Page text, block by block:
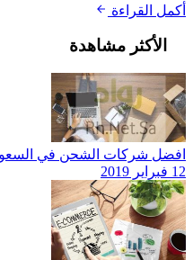
أكمل القراءة
الأكثر مشاهدة
افضل شركات الشحن في
12 فبراير 2019